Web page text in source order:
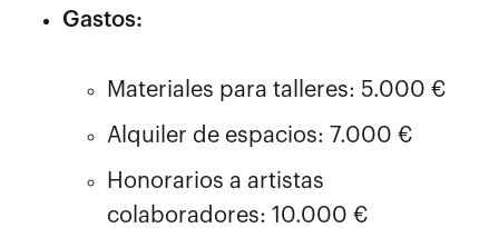
Gastos:
Materiales para talleres: 5.000 €
Alquiler de espacios: 7.000 €
Honorarios a artistas
colaboradores: 10.000 €